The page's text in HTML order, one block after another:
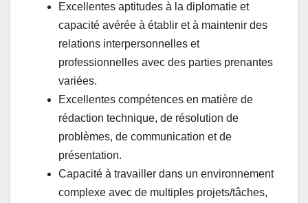
Excellentes aptitudes à la diplomatie et
capacité avérée à établir et à maintenir des
relations interpersonnelles et
professionnelles avec des parties prenantes
variées.
Excellentes compétences en matière de
rédaction technique, de résolution de
problèmes, de communication et de
présentation.
Capacité à travailler dans un environnement
complexe avec de multiples projets/tâches,